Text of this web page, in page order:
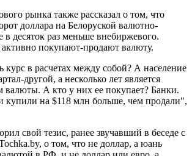
рынка также рассказал о том, что
доллара на Белоруской валютно-
десяток раз меньше внебиржевого.
покупают-продают валюту.
курс в расчетах между собой? А население
другой, а несколько лет является
валюты. А кто у них ее покупает? Банки.
купили на $118 млн больше, чем продали",
свой тезис, ранее звучавший в беседе с
о том, что не доллар, а юань